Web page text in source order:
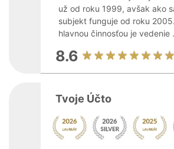
už od roku 1999, avšak ako
subjekt funguje od roku
hlavnou činnosťou je vedenie
8.6
Tvoje Účto